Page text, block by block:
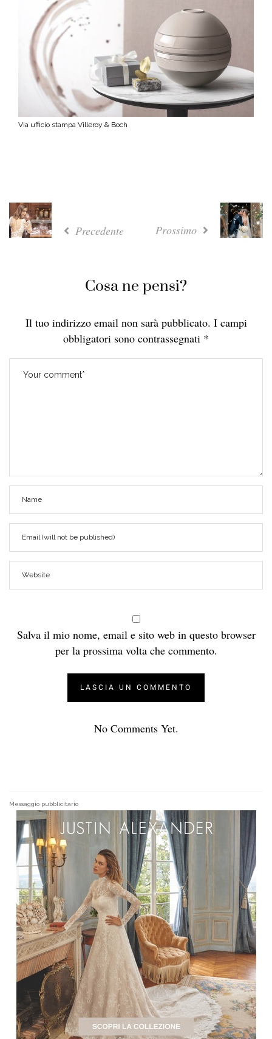
Via ufficio stampa Villeroy & Boch
Precedente Prossimo
Cosa ne pensi?
Il tuo indirizzo email non sarà pubblicato. I campi
obbligatori sono contrassegnati *
Salva il mio nome, email e sito web in questo browser
per la prossima volta che commento.
No Comments Yet.
Messaggio pubblicitario